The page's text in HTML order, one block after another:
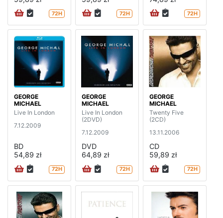
72H 72H 72H
GEORGE
MICHAEL
Live In London
7.12.2009
BD
54,89 zł
72H
GEORGE
MICHAEL
Live In London
(2DVD)
7.12.2009
DVD
64,89 zł
72H
GEORGE
MICHAEL
Twenty Five
(2CD)
13.11.2006
CD
59,89 zł
72H